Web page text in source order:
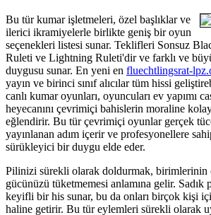
Bu tür kumar işletmeleri, özel başlıklar ve
ilerici ikramiyelerle birlikte geniş bir oyun
seçenekleri listesi sunar. Teklifleri Sonsuz
Ruleti ve Lightning Ruleti'dir ve farklı ve
duygusu sunar. En yeni en fluechtlingsrat-
yayın ve birinci sınıf alıcılar tüm hissi
canlı kumar oyunları, oyuncuları ev yapımı
heyecanını çevrimiçi bahislerin moraline
eğlendirir. Bu tür çevrimiçi oyunlar gerçek
yayınlanan adım içerir ve profesyonellere
sürükleyici bir duygu elde eder.
Pilinizi sürekli olarak doldurmak, birimlerinin
gücünüzü tüketmemesi anlamına gelir. Sadık
keyifli bir his sunar, bu da onları birçok kişi
haline getirir. Bu tür eylemleri sürekli olarak